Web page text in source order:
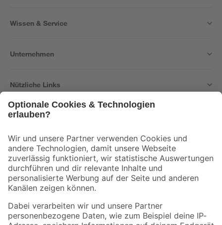
Wissen & Service
Unternehmen
Nützliche Links
Der toom Newsletter: Keine Angebote und Aktionen mehr verpassen!
Zur Newsletter Anmeldung
Folge uns